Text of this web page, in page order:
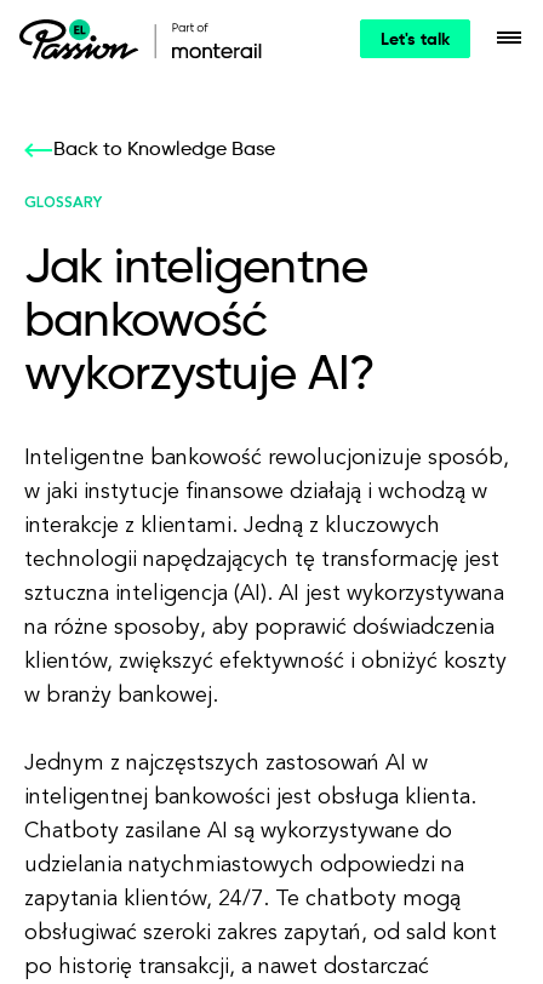
Let's talk
Back to Knowledge Base
GLOSSARY
Jak inteligentne
bankowość
wykorzystuje AI?
Inteligentne bankowość rewolucjonizuje sposób,
w jaki instytucje finansowe działają i wchodzą w
interakcje z klientami. Jedną z kluczowych
technologii napędzających tę transformację jest
sztuczna inteligencja (AI). AI jest wykorzystywana
na różne sposoby, aby poprawić doświadczenia
klientów, zwiększyć efektywność i obniżyć koszty
w branży bankowej.
Jednym z najczęstszych zastosowań AI w
inteligentnej bankowości jest obsługa klienta.
Chatboty zasilane AI są wykorzystywane do
udzielania natychmiastowych odpowiedzi na
zapytania klientów, 24/7. Te chatboty mogą
obsługiwać szeroki zakres zapytań, od sald kont
po historię transakcji, a nawet dostarczać